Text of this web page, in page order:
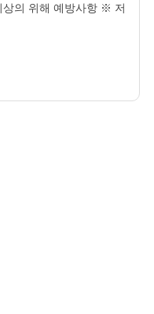
상의 위해 예방사항 ※ 저